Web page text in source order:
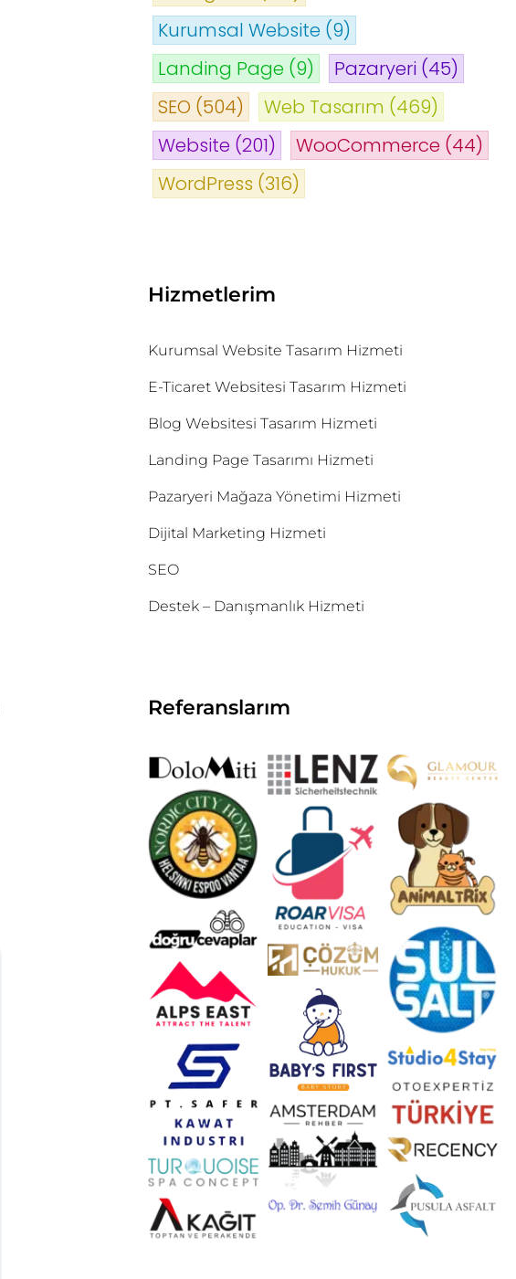
Kurumsal Website (9)
Landing Page (9) Pazaryeri (45)
SEO (504) Web Tasarım (469)
Website (201) WooCommerce (44)
WordPress (316)
Hizmetlerim
Kurumsal Website Tasarım Hizmeti
E-Ticaret Websitesi Tasarım Hizmeti
Blog Websitesi Tasarım Hizmeti
Landing Page Tasarımı Hizmeti
Pazaryeri Mağaza Yönetimi Hizmeti
Dijital Marketing Hizmeti
SEO
Destek – Danışmanlık Hizmeti
Referanslarım